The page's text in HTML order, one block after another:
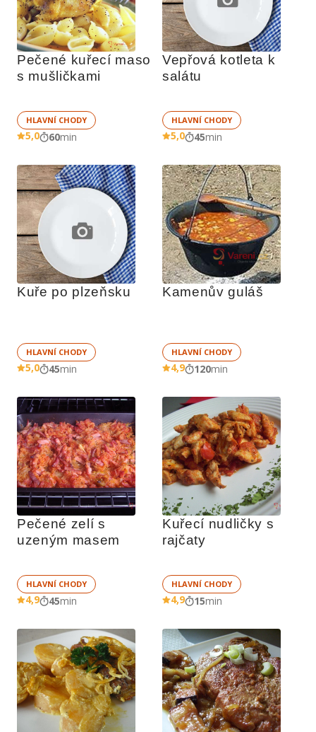
Pečené kuřecí maso
s mušličkami
HLAVNÍ CHODY
5,0 60min
Vepřová kotleta k
salátu
HLAVNÍ CHODY
5,0 45min
Kuře po plzeňsku
HLAVNÍ CHODY
5,0 45min
Kamenův guláš
HLAVNÍ CHODY
4,9 120min
Pečené zelí s
uzeným masem
HLAVNÍ CHODY
4,9 45min
Kuřecí nudličky s
rajčaty
HLAVNÍ CHODY
4,9 15min